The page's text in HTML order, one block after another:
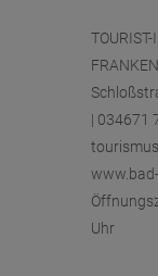
| 034671
Uhr